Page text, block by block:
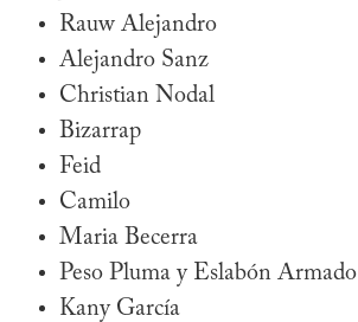
Rauw Alejandro
Alejandro Sanz
Christian Nodal
Bizarrap
Feid
Camilo
Maria Becerra
Peso Pluma y Eslabón Armado
Kany García